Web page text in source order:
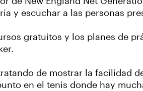
y escuchar a las personas
gratuitos y los planes de
de mostrar la facilidad
en el tenis donde hay